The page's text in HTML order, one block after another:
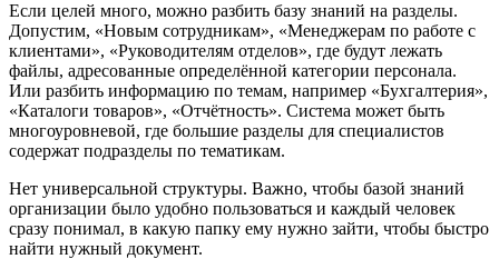
Если целей много, можно разбить базу знаний на разделы.
Допустим, «Новым сотрудникам», «Менеджерам по работе с
клиентами», «Руководителям отделов», где будут лежать
файлы, адресованные определённой категории персонала.
Или разбить информацию по темам, например «Бухгалтерия»,
«Каталоги товаров», «Отчётность». Система может быть
многоуровневой, где большие разделы для специалистов
содержат подразделы по тематикам.
Нет универсальной структуры. Важно, чтобы базой знаний
организации было удобно пользоваться и каждый человек
сразу понимал, в какую папку ему нужно зайти, чтобы быстро
найти нужный документ.